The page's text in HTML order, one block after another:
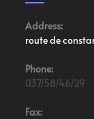
Address:
route de
Phone:
037/58/46/29
Fax: